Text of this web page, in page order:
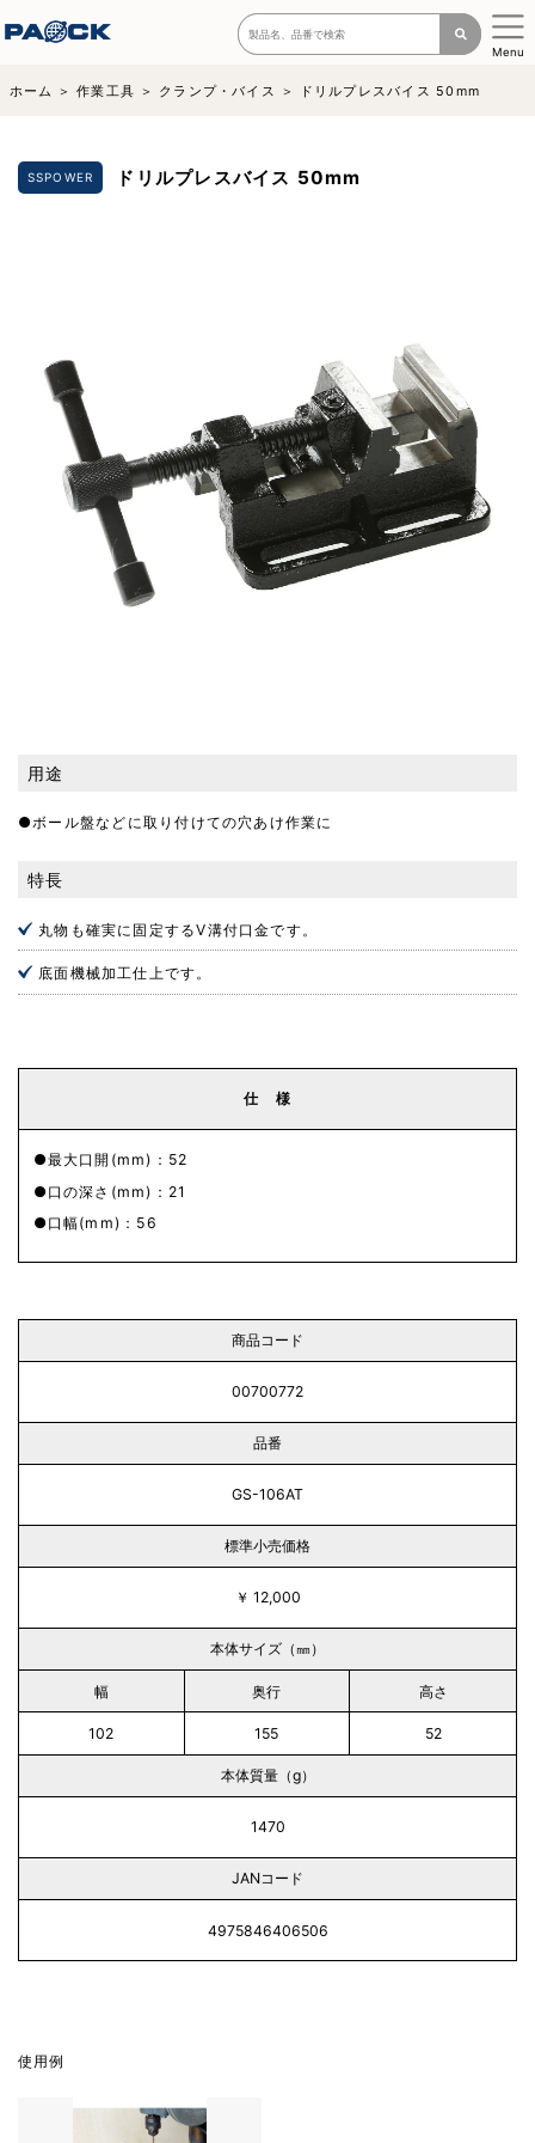
Menu
ホーム 作業工具 クランプ・バイス ドリルプレスバイス 50mm
SSPOWER ドリルプレスバイス 50mm
用途
●ボール盤などに取り付けての穴あけ作業に
特長
丸物も確実に固定するV溝付口金です。
底面機械加工仕上です。
仕 様
最大口開(mm)：52
口の深さ(mm)：21
口幅(mm)：56
商品コード
00700772
品番
GS-106AT
標準小売価格
￥ 12,000
本体サイズ（㎜）
幅 奥行 高さ
102 155 52
本体質量（g）
1470
JANコード
4975846406506
使用例